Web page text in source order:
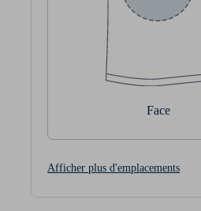
Face
Afficher plus d'emplacements